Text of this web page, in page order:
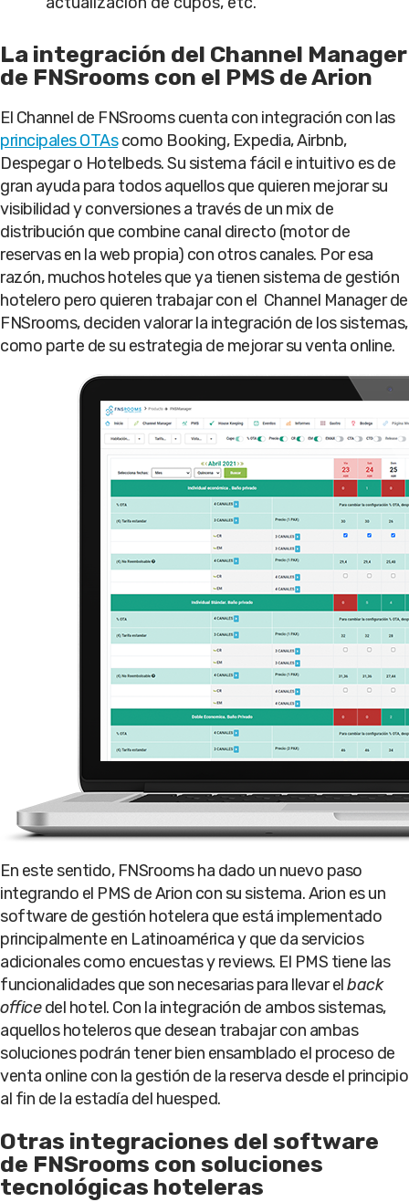
La integración del Channel Manager
de FNSrooms con el PMS de Arion
El Channel de FNSrooms cuenta con integración con las
principales OTAscomo Booking, Expedia, Airbnb,
Despegar o Hotelbeds. Su sistema fácil e intuitivo es de
gran ayuda para todos aquellos que quieren mejorar su
visibilidad y conversiones a través de un mix de
distribución que combine canal directo (motor de
reservas en la web propia) con otros canales. Por esa
razón, muchos hoteles que ya tienen sistema de gestión
hotelero pero quieren trabajar con el Channel Manager de
FNSrooms, deciden valorar la integración de los sistemas,
como parte de su estrategia de mejorar su venta online.
En este sentido, FNSrooms ha dado un nuevo paso
integrando el PMS de Arion con su sistema. Arion es un
software de gestión hotelera que está implementado
principalmente en Latinoamérica y que da servicios
adicionales como encuestas y reviews. El PMS tiene las
funcionalidades que son necesarias para llevar elback
officedel hotel. Con la integración de ambos sistemas,
aquellos hoteleros que desean trabajar con ambas
soluciones podrán tener bien ensamblado el proceso de
venta online con la gestión de la reserva desde el principio
al fin de la estadía del huesped.
Otras integraciones del software
de FNSrooms con soluciones
tecnológicas hoteleras